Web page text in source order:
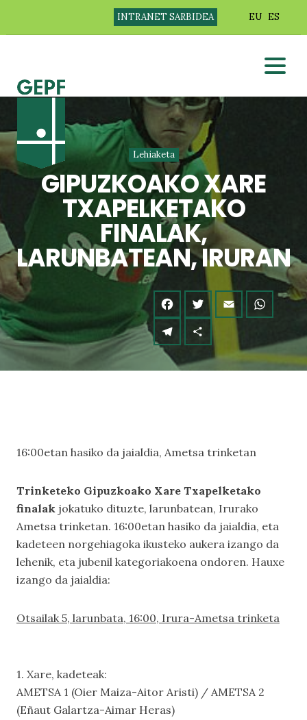
INTRANET SARBIDEA EU ES
Lehiaketa
GIPUZKOAKO XARE
TXAPELKETAKO
FINALAK,
LARUNBATEAN, IRURAN
16:00etan hasiko da jaialdia, Ametsa trinketan
Trinketeko Gipuzkoako Xare Txapelketako
finalak jokatuko dituzte, larunbatean, Irurako
Ametsa trinketan. 16:00etan hasiko da jaialdia, eta
kadeteen norgehiagoka ikusteko aukera izango da
lehenik, eta jubenil kategoriakoena ondoren. Hauxe
izango da jaialdia:
Otsailak 5, larunbata, 16:00, Irura-Ametsa trinketa
1. Xare, kadeteak:
AMETSA 1 (Oier Maiza-Aitor Aristi) / AMETSA 2
(Eñaut Galartza-Aimar Heras)